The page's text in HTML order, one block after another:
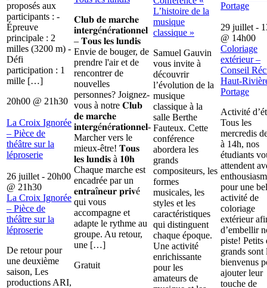
proposés aux
participants : -
Épreuve
principale : 2
milles (3200 m) -
Défi
participation : 1
mille […]
20h00 @ 21h30
La Croix Ignorée
– Pièce de
théâtre sur la
léproserie
26 juillet - 20h00
@ 21h30
La Croix Ignorée
– Pièce de
théâtre sur la
léproserie
De retour pour
une deuxième
saison, Les
productions ARI,
𝐂𝐥𝐮𝐛 𝐝𝐞 𝐦𝐚𝐫𝐜𝐡𝐞
𝐢𝐧𝐭𝐞𝐫𝐠é𝐧é𝐫𝐚𝐭𝐢𝐨𝐧𝐧𝐞𝐥
– 𝐓𝐨𝐮𝐬 𝐥𝐞𝐬 𝐥𝐮𝐧𝐝𝐢𝐬
Envie de bouger, de
prendre l'air et de
rencontrer de
nouvelles
personnes? Joignez-
vous à notre 𝐂𝐥𝐮𝐛
𝐝𝐞 𝐦𝐚𝐫𝐜𝐡𝐞
𝐢𝐧𝐭𝐞𝐫𝐠é𝐧é𝐫𝐚𝐭𝐢𝐨𝐧𝐧𝐞𝐥-
Marcher vers le
mieux-être! 𝐓𝐨𝐮𝐬
𝐥𝐞𝐬 𝐥𝐮𝐧𝐝𝐢𝐬 à 𝟏𝟎𝐡
Chaque marche est
encadrée par un
𝐞𝐧𝐭𝐫𝐚î𝐧𝐞𝐮𝐫 𝐩𝐫𝐢𝐯é
qui vous
accompagne et
adapte le rythme au
groupe. Au retour,
une […]
Gratuit
L’histoire de la
musique
classique »
Samuel Gauvin
vous invite à
découvrir
l’évolution de la
musique
classique à la
salle Berthe
Fauteux. Cette
conférence
abordera les
grands
compositeurs, les
formes
musicales, les
styles et les
caractéristiques
qui distinguent
chaque époque.
Une activité
enrichissante
pour les
amateurs de
Portage
29 juillet -
@ 14h00
Coloriage
extérieur –
Conseil
Haut-
Portage
Activité
Tous les
mercredis
à 14h, nos
étudiants
attendent
pour une
activité de
coloriage
extérieur
d’embellir
piste! Petits
grands sont
bienvenus
ajouter leur
touche de